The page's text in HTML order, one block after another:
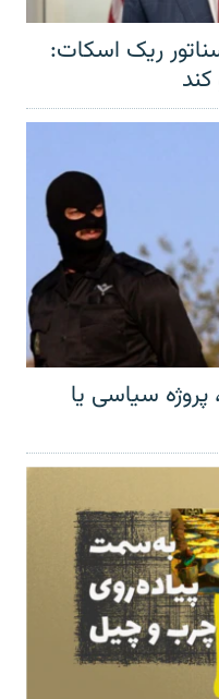
ریک اسکات:
پروژه سیاسی یا